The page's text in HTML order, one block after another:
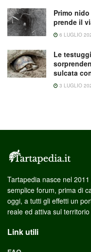
Primo
prende il
6 LUGLIO
Le
sulcata
3 LUGLIO
Tartapedia nasce nel
semplice forum, prima di
oggi, a tutti gli effetti un
reale ed attiva sul
Link utili